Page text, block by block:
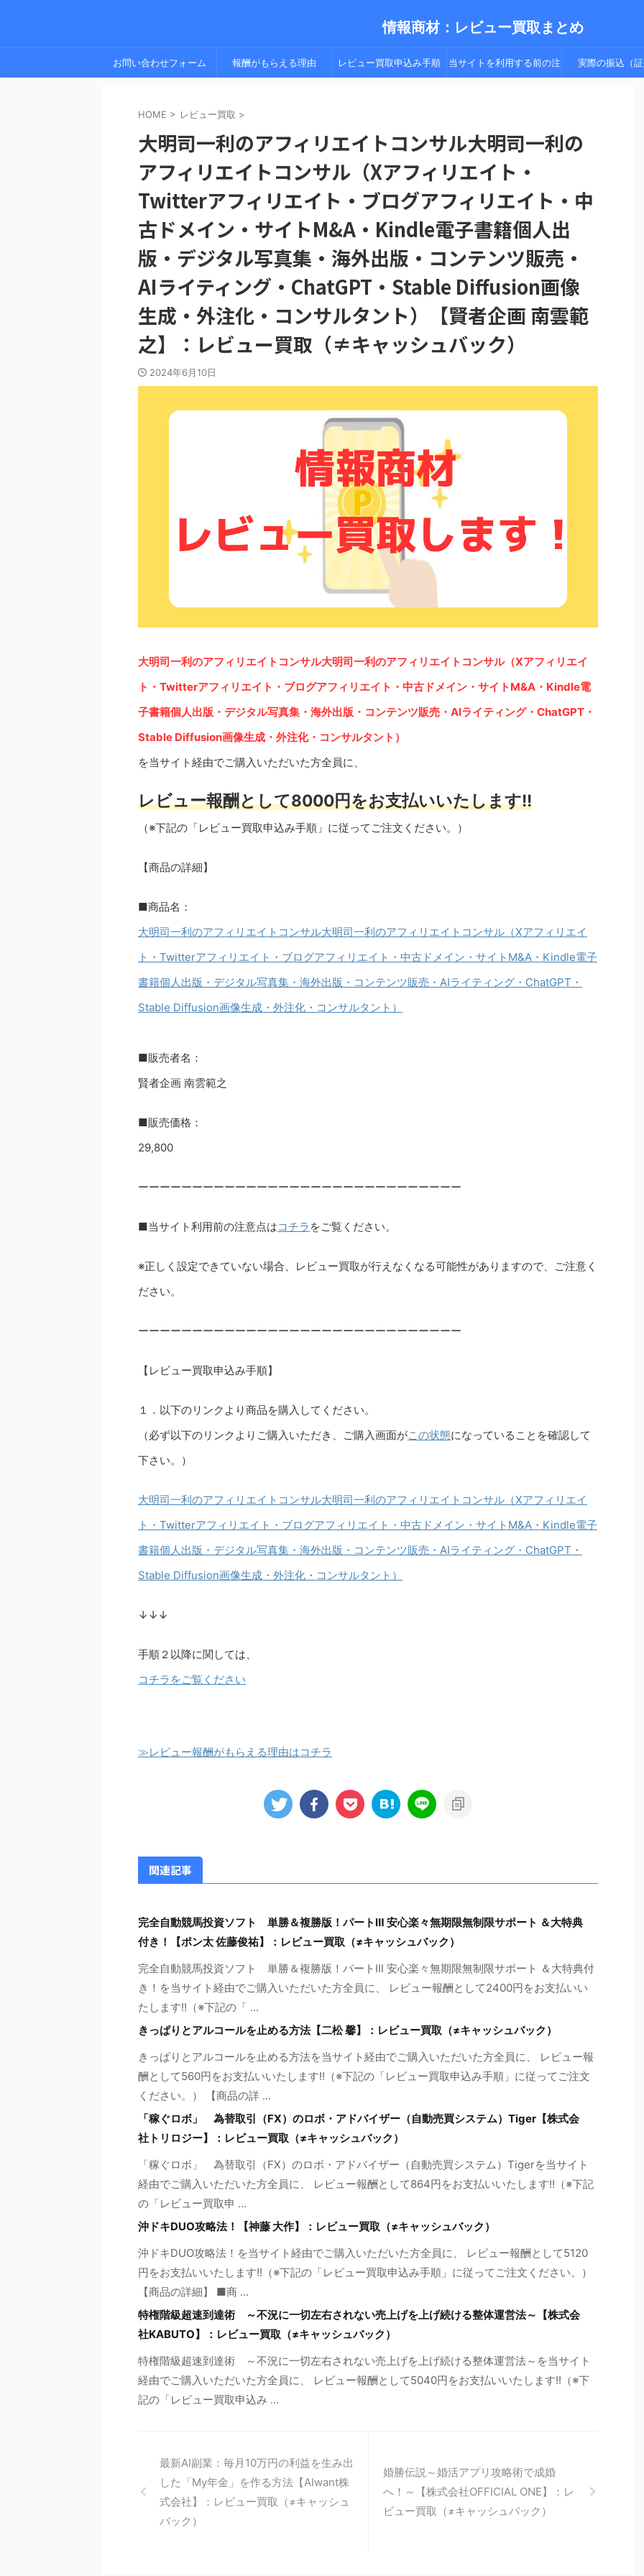
情報商材：レビュー買取まとめ
お問い合わせフォーム 報酬がもらえる理由 レビュー買取申込み手順 当サイトを利用する前の注 実際の振込（証
HOME > レビュー買取 >
大明司一利のアフィリエイトコンサル大明司一利の
アフィリエイトコンサル（Xアフィリエイト・
Twitterアフィリエイト・ブログアフィリエイト・中
古ドメイン・サイトM&A・Kindle電子書籍個人出
版・デジタル写真集・海外出版・コンテンツ販売・
AIライティング・ChatGPT・Stable Diffusion画像
生成・外注化・コンサルタント）【賢者企画 南雲範
之】：レビュー買取（≠キャッシュバック）
2024年6月10日
大明司一利のアフィリエイトコンサル大明司一利のアフィリエイトコンサル（Xアフィリエイ
ト・Twitterアフィリエイト・ブログアフィリエイト・中古ドメイン・サイトM&A・Kindle電
子書籍個人出版・デジタル写真集・海外出版・コンテンツ販売・AIライティング・ChatGPT・
Stable Diffusion画像生成・外注化・コンサルタント）
を当サイト経由でご購入いただいた方全員に、
レビュー報酬として8000円をお支払いいたします!!
（※下記の「レビュー買取申込み手順」に従ってご注文ください。）
【商品の詳細】
■商品名：
大明司一利のアフィリエイトコンサル大明司一利のアフィリエイトコンサル（Xアフィリエイ
ト・Twitterアフィリエイト・ブログアフィリエイト・中古ドメイン・サイトM&A・Kindle電子
書籍個人出版・デジタル写真集・海外出版・コンテンツ販売・AIライティング・ChatGPT・
Stable Diffusion画像生成・外注化・コンサルタント）
■販売者名：
賢者企画 南雲範之
■販売価格：
29,800
ーーーーーーーーーーーーーーーーーーーーーーーーーーーーーー
■当サイト利用前の注意点はコチラ をご覧ください。
※正しく設定できていない場合、レビュー買取が行えなくなる可能性がありますので、ご注意く
ださい。
ーーーーーーーーーーーーーーーーーーーーーーーーーーーーーー
【レビュー買取申込み手順】
１．以下のリンクより商品を購入してください。
（必ず以下のリンクよりご購入いただき、ご購入画面がこの状態になっていることを確認して
下さい。）
大明司一利のアフィリエイトコンサル大明司一利のアフィリエイトコンサル（Xアフィリエイ
ト・Twitterアフィリエイト・ブログアフィリエイト・中古ドメイン・サイトM&A・Kindle電子
書籍個人出版・デジタル写真集・海外出版・コンテンツ販売・AIライティング・ChatGPT・
Stable Diffusion画像生成・外注化・コンサルタント）
↓↓↓
手順２以降に関しては、
コチラをご覧ください
≫レビュー報酬がもらえる理由はコチラ
関連記事
完全自動競馬投資ソフト 単勝＆複勝版！パートⅢ 安心楽々無期限無制限サポート ＆大特典
付き！【ポン太 佐藤俊祐】：レビュー買取（≠キャッシュバック）
完全自動競馬投資ソフト 単勝＆複勝版！パートⅢ 安心楽々無期限無制限サポート ＆大特典付
き！を当サイト経由でご購入いただいた方全員に、 レビュー報酬として2400円をお支払いい
たします!!（※下記の「 ...
きっぱりとアルコールを止める方法【二松 馨】：レビュー買取（≠キャッシュバック）
きっぱりとアルコールを止める方法を当サイト経由でご購入いただいた方全員に、 レビュー報
酬として560円をお支払いいたします!!（※下記の「レビュー買取申込み手順」に従ってご注文
ください。） 【商品の詳 ...
「稼ぐロボ」 為替取引（FX）のロボ・アドバイザー（自動売買システム）Tiger【株式会
社トリロジー】：レビュー買取（≠キャッシュバック）
「稼ぐロボ」 為替取引（FX）のロボ・アドバイザー（自動売買システム）Tigerを当サイト
経由でご購入いただいた方全員に、 レビュー報酬として864円をお支払いいたします!!（※下記
の「レビュー買取申 ...
沖ドキDUO攻略法！【神藤 大作】：レビュー買取（≠キャッシュバック）
沖ドキDUO攻略法！を当サイト経由でご購入いただいた方全員に、 レビュー報酬として5120
円をお支払いいたします!!（※下記の「レビュー買取申込み手順」に従ってご注文ください。）
【商品の詳細】 ■商 ...
特権階級超速到達術 ～不況に一切左右されない売上げを上げ続ける整体運営法～【株式会
社KABUTO】：レビュー買取（≠キャッシュバック）
特権階級超速到達術 ～不況に一切左右されない売上げを上げ続ける整体運営法～を当サイト
経由でご購入いただいた方全員に、 レビュー報酬として5040円をお支払いいたします!!（※下
記の「レビュー買取申込み ...
最新AI副業：毎月10万円の利益を生み出
した「My年金」を作る方法【AIwant株
式会社】：レビュー買取（≠キャッシュ
バック）
婚勝伝説～婚活アプリ攻略術で成婚
へ！～【株式会社OFFICIAL ONE】：レ
ビュー買取（≠キャッシュバック）